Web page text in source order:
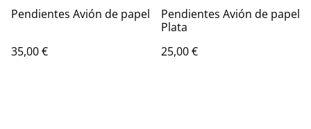
Pendientes Avión de papel
35,00 €
Pendientes Avión de papel
Plata
25,00 €